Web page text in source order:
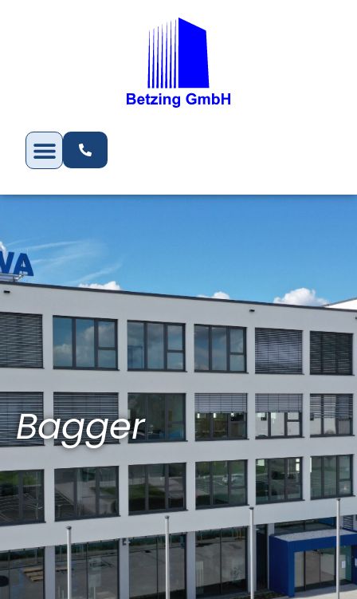
Bagger